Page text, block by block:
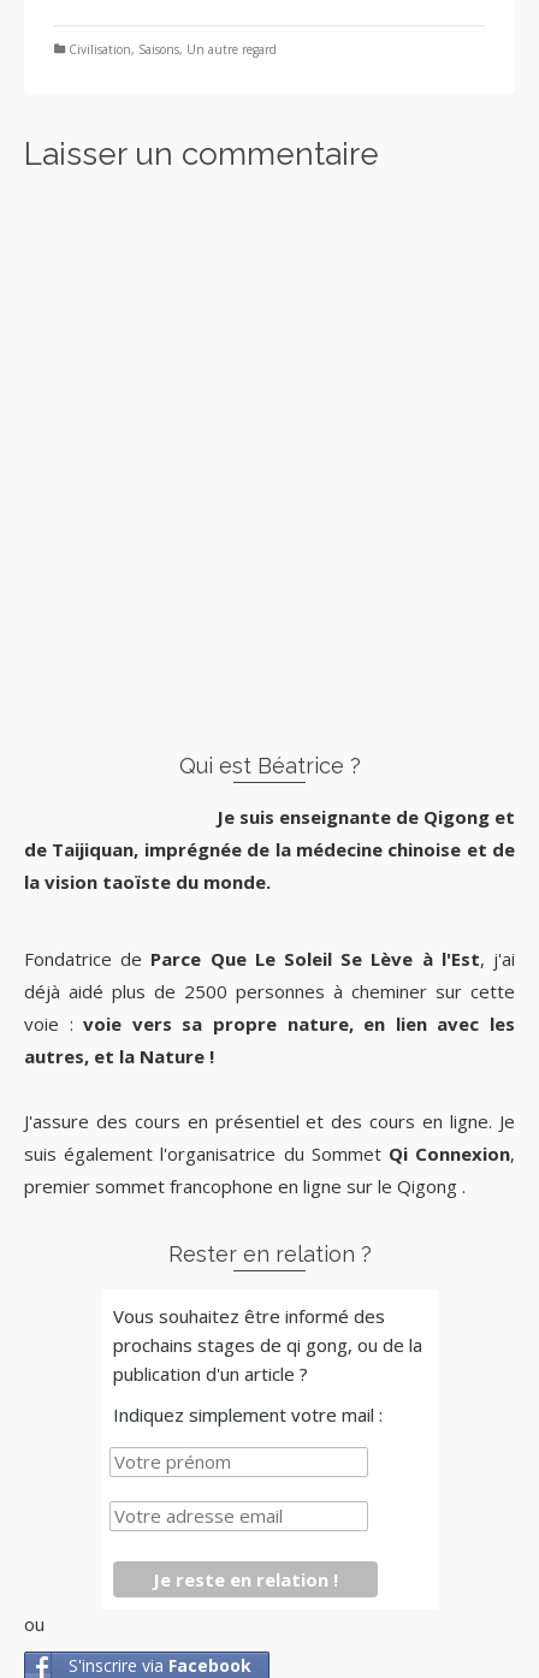
Civilisation, Saisons, Un autre regard
Laisser un commentaire
Qui est Béatrice ?
Je suis enseignante de Qigong et
de Taijiquan, imprégnée de la médecine chinoise et de
la vision taoïste du monde.
Fondatrice de Parce Que Le Soleil Se Lève à l'Est, j'ai
déjà aidé plus de 2500 personnes à cheminer sur cette
voie :voie vers sa propre nature, en lien avec les
autres, et la Nature !
J'assure des cours en présentiel et des cours en ligne. Je
suis également l'organisatrice du Sommet Qi Connexion,
premier sommet francophone en ligne sur le Qigong .
Rester en relation ?
Vous souhaitez être informé des
prochains stages de qi gong, ou de la
publication d'un article ?
Indiquez simplement votre mail :
ou
S'inscrire via Facebook